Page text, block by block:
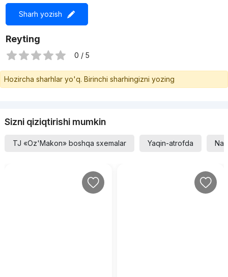
Sharh yozish
Reyting
0 / 5
Hozircha sharhlar yo'q. Birinchi sharhingizni yozing
Sizni qiziqtirishi mumkin
TJ «Oz'Makon» boshqa sxemalar Yaqin-atrofda